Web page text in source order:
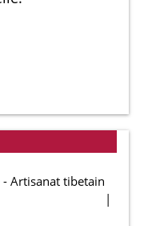
Artisanat tibetain